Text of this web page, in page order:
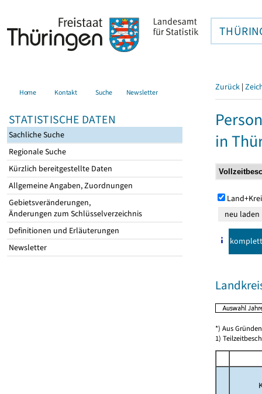
Home Kontakt Suche Newsletter
STATISTISCHE DATEN
Sachliche Suche
Regionale Suche
Kürzlich bereitgestellte Daten
Allgemeine Angaben, Zuordnungen
Gebietsveränderungen,
Änderungen zum Schlüsselverzeichnis
Definitionen und Erläuterungen
Newsletter
Zurück |
in
komplett
*) Aus
1)